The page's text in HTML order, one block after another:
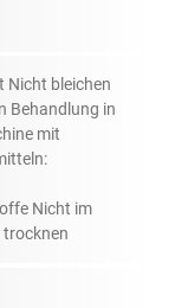
Nicht bleichen
Behandlung in
mit
Nicht im
trocknen